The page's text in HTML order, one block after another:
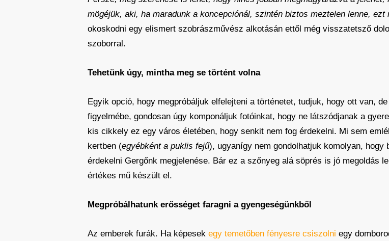
mögéjük, aki, ha maradunk a koncepciónál, szintén biztos meztelen lenne,
okoskodni egy elismert szobrászművész alkotásán ettől még visszatetsző
szoborral.
Tehetünk úgy, mintha meg se történt volna
Egyik opció, hogy megpróbáljuk elfelejteni a történetet, tudjuk, hogy ott van,
figyelmébe, gondosan úgy komponáljuk fotóinkat, hogy ne látszódjanak a
kis cikkely ez egy város életében, hogy senkit nem fog érdekelni. Mi sem
kertben (egyébként a puklis fejű), ugyanígy nem gondolhatjuk komolyan,
érdekelni Gergőnk megjelenése. Bár ez a szőnyeg alá söprés is jó megoldás
értékes mű készült el.
Megpróbálhatunk erősséget faragni a gyengeségünkből
Az emberek furák. Ha képesek egy temetőben fényesre csiszolni egy